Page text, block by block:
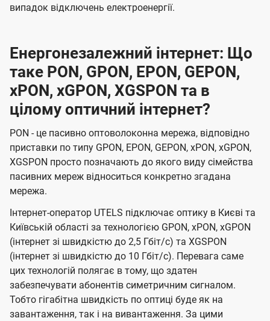
випадок відключень електроенергії.
Енергонезалежний інтернет: Що
таке PON, GPON, EPON, GEPON,
xPON, xGPON, XGSPON та в
цілому оптичний інтернет?
PON - це пасивно оптоволоконна мережа, відповідно
приставки по типу GPON, EPON, GEPON, xPON, xGPON,
XGSPON просто позначають до якого виду сімейства
пасивних мереж відноситься конкретно згадана
мережа.
Інтернет-оператор UTELS підключає оптику в Києві та
Київській області за технологією GPON, xPON, xGPON
(інтернет зі швидкістю до 2,5 Гбіт/с) та XGSPON
(інтернет зі швидкістю до 10 Гбіт/с). Перевага саме
цих технологій полягає в тому, що здатен
забезпечувати абонентів симетричним сигналом.
Тобто гігабітна швидкість по оптиці буде як на
завантаження, так і на вивантаження. За цими